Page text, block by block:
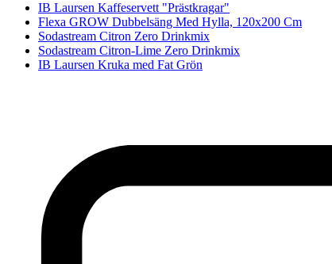
IB Laursen Kaffeservett "Prästkragar"
Flexa GROW Dubbelsäng Med Hylla, 120x200 Cm
Sodastream Citron Zero Drinkmix
Sodastream Citron-Lime Zero Drinkmix
IB Laursen Kruka med Fat Grön